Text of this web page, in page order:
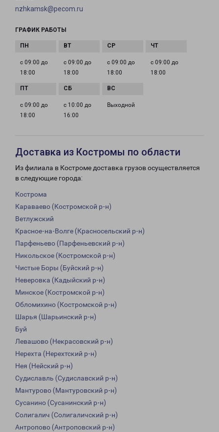
nzhkamsk@pecom.ru
ГРАФИК РАБОТЫ
с 09:00 до
18:00
с 09:00 до
18:00
с 09:00 до
18:00
с 09:00 до
18:00
с 09:00 до
18:00
с 10:00 до
16:00
Выходной
Доставка из Костромы по области
Из филиала в Костроме доставка грузов осуществляется
в следующие города:
Кострома
Караваево (Костромской р-н)
Ветлужский
Красное-на-Волге (Красносельский р-н)
Парфеньево (Парфеньевский р-н)
Никольское (Костромской р-н)
Чистые Боры (Буйский р-н)
Неверовка (Кадыйский р-н)
Минское (Костромской р-н)
Обломихино (Костромской р-н)
Шарья (Шарьинский р-н)
Буй
Левашово (Некрасовский р-н)
Нерехта (Нерехтский р-н)
Нея (Нейский р-н)
Судиславль (Судиславский р-н)
Мантурово (Мантуровский р-н)
Сусанино (Сусанинский р-н)
Солигалич (Солигаличский р-н)
Антропово (Антроповский р-н)